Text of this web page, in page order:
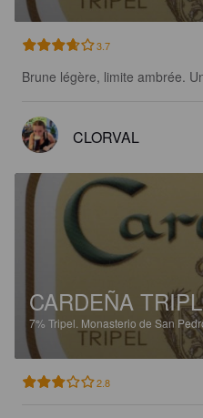
3.7
Brune légère, limite ambrée.
CLORVAL
CARDEÑA
7% Tripel. Monasterio de San
2.8